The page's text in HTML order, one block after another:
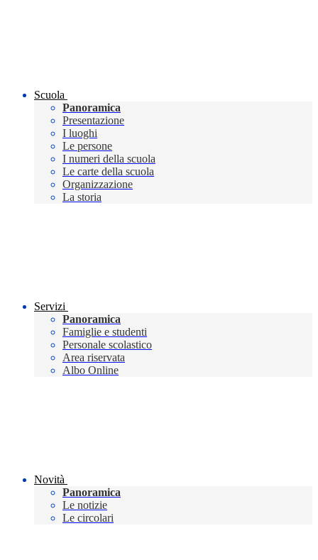
Scuola
Panoramica
Presentazione
I luoghi
Le persone
I numeri della scuola
Le carte della scuola
Organizzazione
La storia
Servizi
Panoramica
Famiglie e studenti
Personale scolastico
Area riservata
Albo Online
Novità
Panoramica
Le notizie
Le circolari